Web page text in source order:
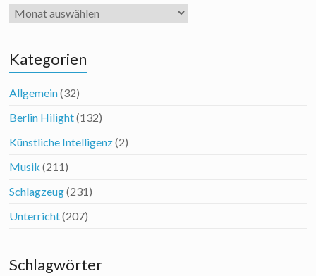
Archiv
Kategorien
Allgemein(32)
Berlin Hilight(132)
Künstliche Intelligenz(2)
Musik (211)
Schlagzeug(231)
Unterricht(207)
Schlagwörter